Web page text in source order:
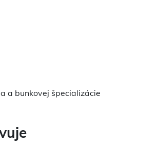
a bunkovej špecializácie